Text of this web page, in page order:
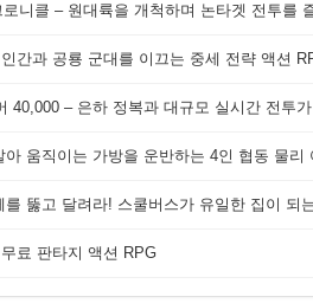
니클 – 원대륙을 개척하며 논타겟 전투를
간과 공룡 군대를 이끄는 중세 전략 액션
40,000 – 은하 정복과 대규모 실시간 전투
아 움직이는 가방을 운반하는 4인 협동 물리
를 뚫고 달려라! 스쿨버스가 유일한 집이 되
료 판타지 액션 RPG